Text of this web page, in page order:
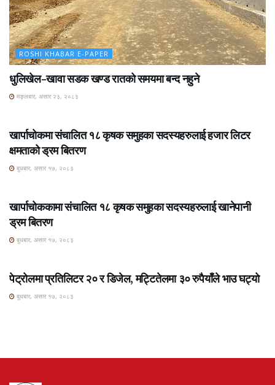
ROSHI KHABAR E-PAPER
धुलिखेल–खावा सडक खण्ड रातको समयमा बन्द नहुने
मङ्लबार, असार २३, २०८३
खार्पाचोकमा संचालित १८ कृषक समुहका सदस्यहरुलाई हजार लिटर
क्षमताको ड्रम बितरण
बुधबार, असार १७, २०८३
खार्पाचोककामा संचालित १८ कृषक समुहका सदस्यहरुलाई खानेपानी
ड्रम बितरण
बुधबार, असार १७, २०८३
पेट्रोलमा प्रतिलिटर २० र डिजेल, मट्टितेलमा ३० रुपैयाँले भाउ घट्यो
बुधबार, असार १७, २०८३